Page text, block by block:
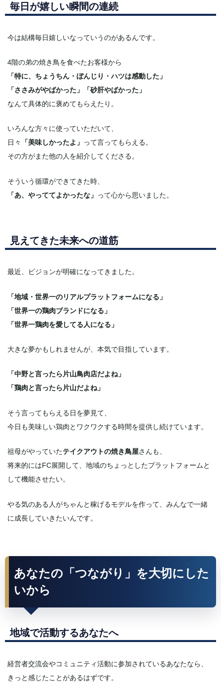
毎日が嬉しい瞬間の連続
今は結構毎日嬉しいなっていうのがあるんです。
4階の弟の焼き鳥を食べたお客様から
「特に、ちょうちん・ぼんじり・ハツは感動した」
「ささみがやばかった」「砂肝やばかった」
なんて具体的に褒めてもらえたり。
いろんな方々に使っていただいて、
日々
「美味しかったよ」 って言ってもらえる。
その方がまた他の人を紹介してくださる。
そういう循環ができてきた時、
「あ、やっててよかったな」 って心から思いました。
見えてきた未来への道筋
最近、ビジョンが明確になってきました。
「地域・世界一のリアルプラットフォームになる」
「世界一の鶏肉ブランドになる」
「世界一鶏肉を愛してる人になる」
大きな夢かもしれませんが、本気で目指しています。
「中野と言ったら片山鳥肉店だよね」
「鶏肉と言ったら片山だよね」
そう言ってもらえる日を夢見て、
今日も美味しい鶏肉とワクワクする時間を提供し続けています。
祖母がやっていたテイクアウトの焼き鳥屋さんも、
将来的にはFC展開して、地域のちょっとしたプラットフォームと
して機能させたい。
やる気のある人がちゃんと稼げるモデルを作って、みんなで一緒
に成長していきたいんです。
あなたの「つながり」を大切にした
いから
地域で活動するあなたへ
経営者交流会やコミュニティ活動に参加されているあなたなら、
きっと感じたことがあるはずです。